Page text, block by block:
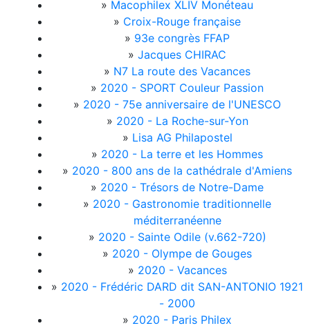
» Macophilex XLIV Monéteau
» Croix-Rouge française
» 93e congrès FFAP
» Jacques CHIRAC
» N7 La route des Vacances
» 2020 - SPORT Couleur Passion
» 2020 - 75e anniversaire de l'UNESCO
» 2020 - La Roche-sur-Yon
» Lisa AG Philapostel
» 2020 - La terre et les Hommes
» 2020 - 800 ans de la cathédrale d'Amiens
» 2020 - Trésors de Notre-Dame
» 2020 - Gastronomie traditionnelle
méditerranéenne
» 2020 - Sainte Odile (v.662-720)
» 2020 - Olympe de Gouges
» 2020 - Vacances
» 2020 - Frédéric DARD dit SAN-ANTONIO 1921
- 2000
» 2020 - Paris Philex